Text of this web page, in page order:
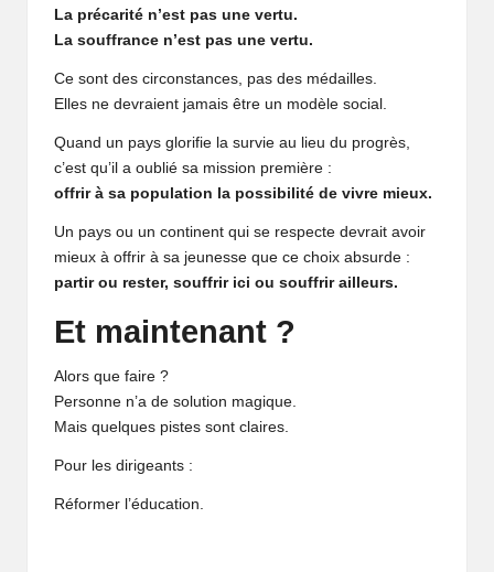
La précarité n’est pas une vertu.
La souffrance n’est pas une vertu.
Ce sont des circonstances, pas des médailles.
Elles ne devraient jamais être un modèle social.
Quand un pays glorifie la survie au lieu du progrès,
c’est qu’il a oublié sa mission première :
offrir à sa population la possibilité de vivre mieux.
Un pays ou un continent qui se respecte devrait avoir
mieux à offrir à sa jeunesse que ce choix absurde :
partir ou rester, souffrir ici ou souffrir ailleurs.
Et maintenant ?
Alors que faire ?
Personne n’a de solution magique.
Mais quelques pistes sont claires.
Pour les dirigeants :
Réformer l’éducation.